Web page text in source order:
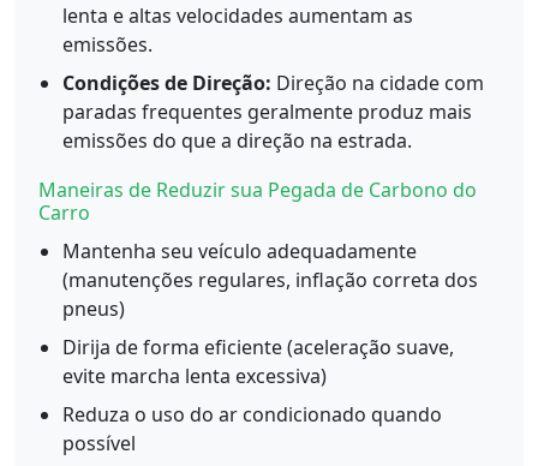
lenta e altas velocidades aumentam as
emissões.
Condições de Direção: Direção na cidade com
paradas frequentes geralmente produz mais
emissões do que a direção na estrada.
Maneiras de Reduzir sua Pegada de Carbono do
Carro
Mantenha seu veículo adequadamente
(manutenções regulares, inflação correta dos
pneus)
Dirija de forma eficiente (aceleração suave,
evite marcha lenta excessiva)
Reduza o uso do ar condicionado quando
possível